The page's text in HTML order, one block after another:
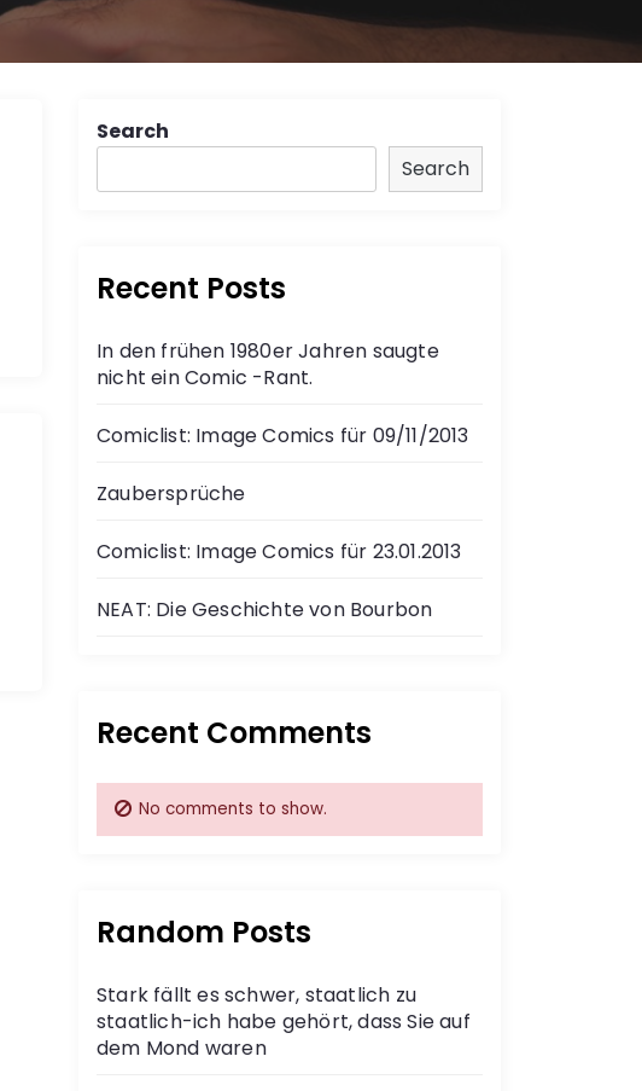
Search
Search
Recent Posts
In den frühen 1980er Jahren saugte
nicht ein Comic -Rant.
Comiclist: Image Comics für 09/11/2013
Zaubersprüche
Comiclist: Image Comics für 23.01.2013
NEAT: Die Geschichte von Bourbon
Recent Comments
No comments to show.
Random Posts
Stark fällt es schwer, staatlich zu
staatlich-ich habe gehört, dass Sie auf
dem Mond waren